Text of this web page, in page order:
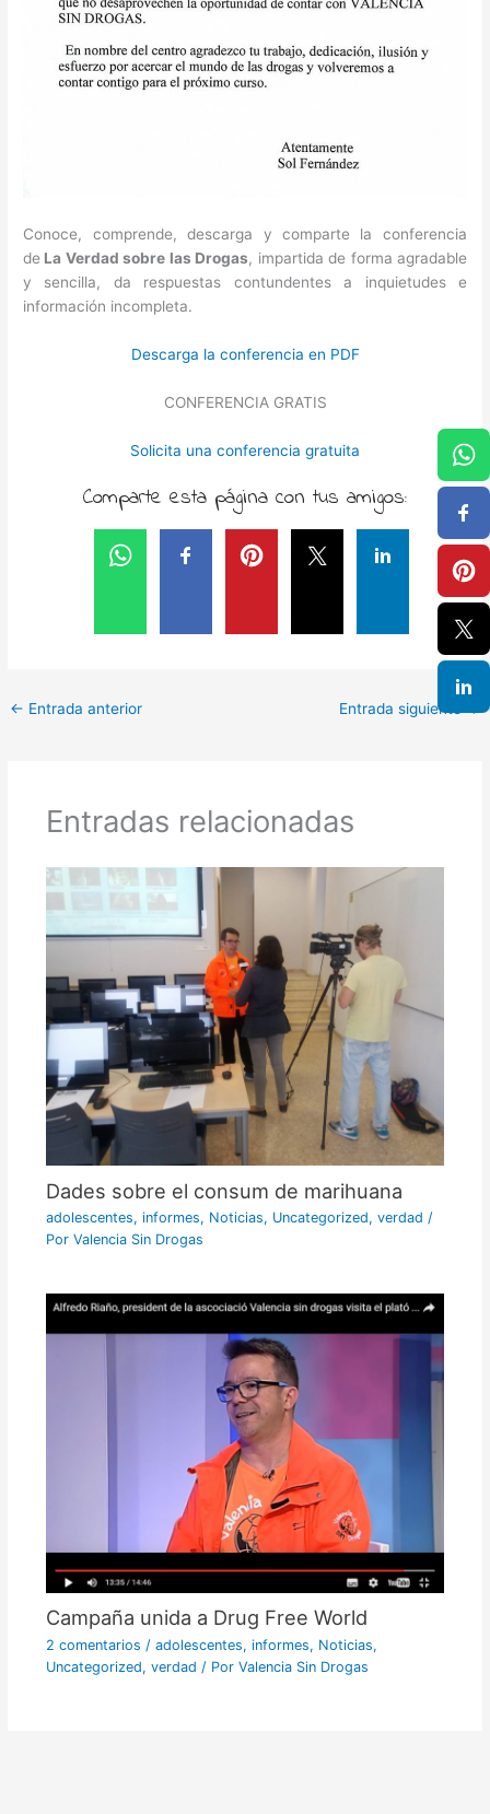
Conoce, comprende, descarga y comparte la conferencia
de La Verdad sobre las Drogas, impartida de forma agradable
y sencilla, da respuestas contundentes a inquietudes e
información incompleta.
Descarga la conferencia en PDF
CONFERENCIA GRATIS
Solicita una conferencia gratuita
Comparte esta página con tus amigos:
← Entrada anterior Entrada siguiente→
Entradas relacionadas
Dades sobre el consum de marihuana
adolescentes, informes, Noticias, Uncategorized, verdad /
Por Valencia Sin Drogas
Campaña unida a Drug Free World
2 comentarios / adolescentes, informes, Noticias,
Uncategorized, verdad / Por Valencia Sin Drogas